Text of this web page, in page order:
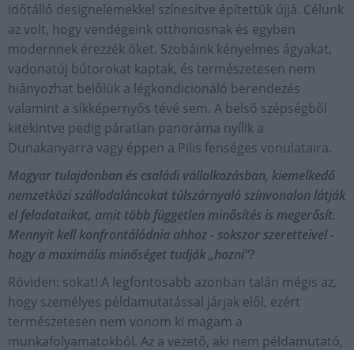
időtálló designelemekkel színesítve építettük újjá. Célunk
az volt, hogy vendégeink otthonosnak és egyben
modernnek érezzék őket. Szobáink kényelmes ágyakat,
vadonatúj bútorokat kaptak, és természetesen nem
hiányozhat belőlük a légkondicionáló berendezés
valamint a síkképernyős tévé sem. A belső szépségből
kitekintve pedig páratlan panoráma nyílik a
Dunakanyarra vagy éppen a Pilis fenséges vonulataira.
Magyar tulajdonban és családi vállalkozásban, kiemelkedő
nemzetközi szállodaláncokat túlszárnyaló színvonalon látják
el feladataikat, amit több független minősítés is megerősít.
Mennyit kell konfrontálódnia ahhoz - sokszor szeretteivel -
hogy a maximális minőséget tudják „hozni”?
Röviden: sokat! A legfontosabb azonban talán mégis az,
hogy személyes példamutatással járjak elől, ezért
természetesen nem vonom ki magam a
munkafolyamatokból. Az a vezető, aki nem példamutató,